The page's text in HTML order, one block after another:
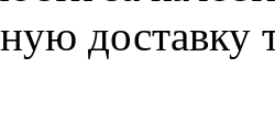
доставку